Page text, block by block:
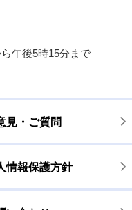
午後5時15分まで
見・ご質問
情報保護方針